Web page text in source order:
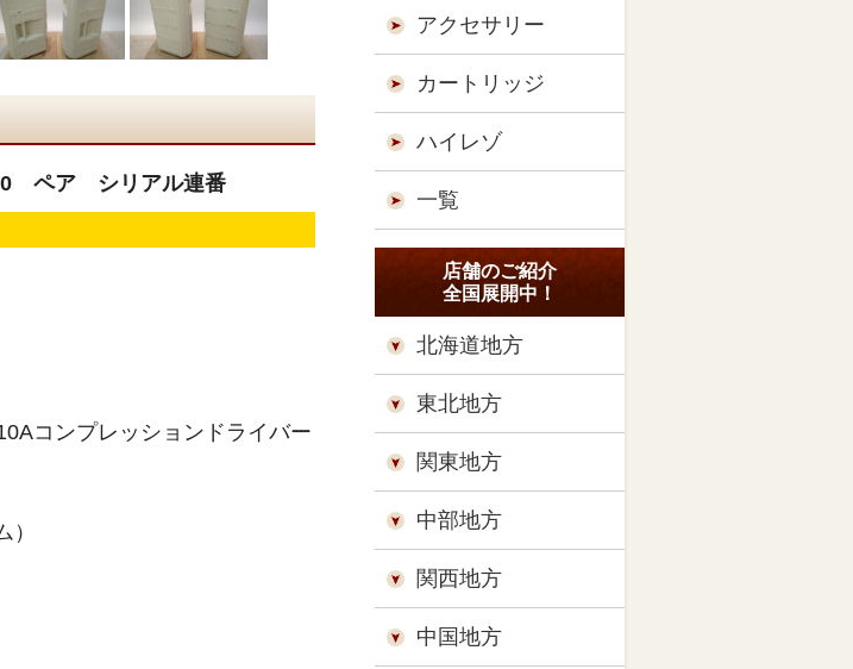
ペア シリアル連番
コンプレッションドライバー
アクセサリー
カートリッジ
ハイレゾ
一覧
店舗のご紹介
全国展開中！
北海道地方
東北地方
関東地方
中部地方
関西地方
中国地方